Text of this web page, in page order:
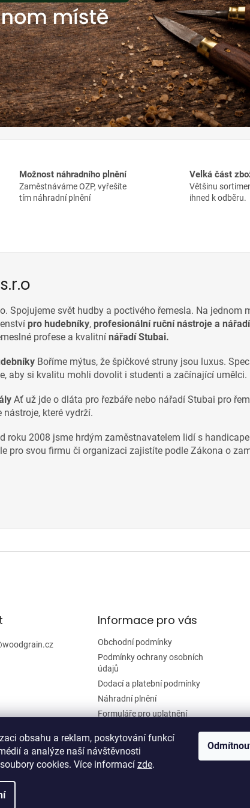
obsahu a reklam, poskytování funkcí
a analýze naší návštěvnosti
cookies. Více informací zde.
Možnost náhradního plnění
Zaměstnáváme OZP, vyřešíte
tím náhradní plnění
Velká část
Většinu
ihned k odběru.
Spojujeme svět hudby a poctivého řemesla. Na jednom
pro hudebníky, profesionální ruční nástroje a nářadí
profese a kvalitní nářadí Stubai.
Boříme mýtus, že špičkové struny jsou luxus.
aby si kvalitu mohli dovolit i studenti a začínající umělci.
Ať už jde o dláta pro řezbáře nebo nářadí Stubai pro
které vydrží.
roku 2008 jsme hrdým zaměstnavatelem lidí s
pro svou firmu či organizaci zajistíte podle Zákona o
woodgrain.cz
Informace pro vás
Obchodní podmínky
Podmínky ochrany osobních
údajů
Dodací a platební podmínky
Náhradní plnění
Formuláře pro uplatnění
smlouvy
Moje objednávka